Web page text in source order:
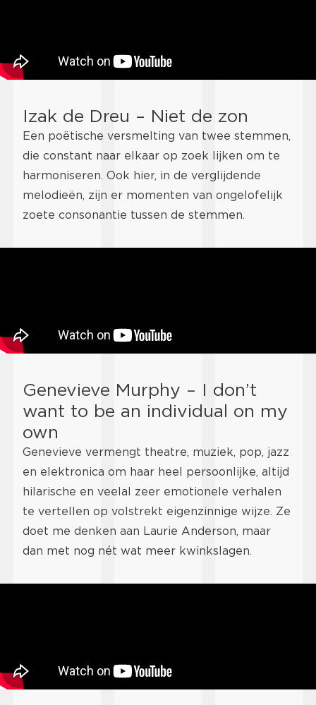
Izak de Dreu – Niet de zon
Een poëtische versmelting van twee stemmen,
die constant naar elkaar op zoek lijken om te
harmoniseren. Ook hier, in de verglijdende
melodieën, zijn er momenten van ongelofelijk
zoete consonantie tussen de stemmen.
Genevieve Murphy – I don’t
want to be an individual on my
own
Genevieve vermengt theatre, muziek, pop, jazz
en elektronica om haar heel persoonlijke, altijd
hilarische en veelal zeer emotionele verhalen
te vertellen op volstrekt eigenzinnige wijze. Ze
doet me denken aan Laurie Anderson, maar
dan met nog nét wat meer kwinkslagen.